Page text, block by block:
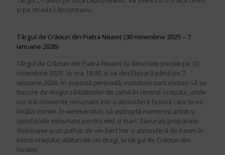
și pe strada Lăpușneanu.
Târgul de Crăciun din Piatra Neamț (30 noiembrie 2025 – 7
ianuarie 2026)
Târgul de Crăciun din Piatra Neamț își deschide porțile pe 30
noiembrie 2025, la ora 18:00, și se desfășoară până pe 7
ianuarie 2026. În această perioadă, vizitatorii sunt invitați să se
bucure de magia sărbătorilor de iarnă în centrul orașului, unde
vor trăi momente minunate într-o atmosferă festivă care le va
încălzi inimile. În weekenduri, vă așteaptă numeroși artiști și
spectacole minunate pentru mici și mari. Savurați preparate
delicioase și un pahar de vin fiert într-o atmosferă de basm în
inima orașului, alături de cei dragi, la târgul de Crăciun din
Neamț.